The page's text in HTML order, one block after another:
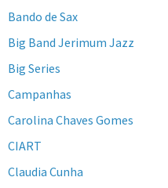
Bando de Sax
Big Band Jerimum Jazz
Big Series
Campanhas
Carolina Chaves Gomes
CIART
Claudia Cunha